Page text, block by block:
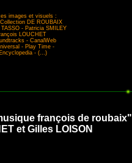
images et visuels :
DE ROUBAIX
- Patricia SMILEY
LOUCHET
- CanalWeb
- Play Time -
- (...)
françois de roubaix"
et Gilles LOISON